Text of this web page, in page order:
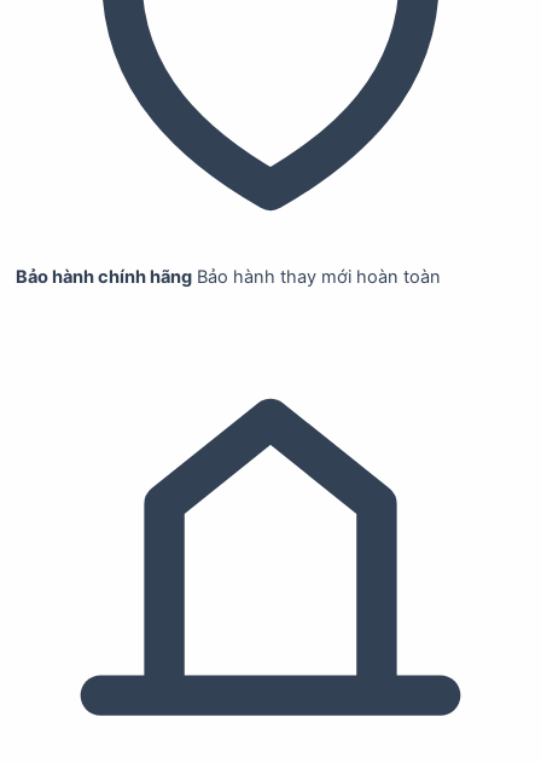
Bảo hành chính hãng Bảo hành thay mới hoàn toàn